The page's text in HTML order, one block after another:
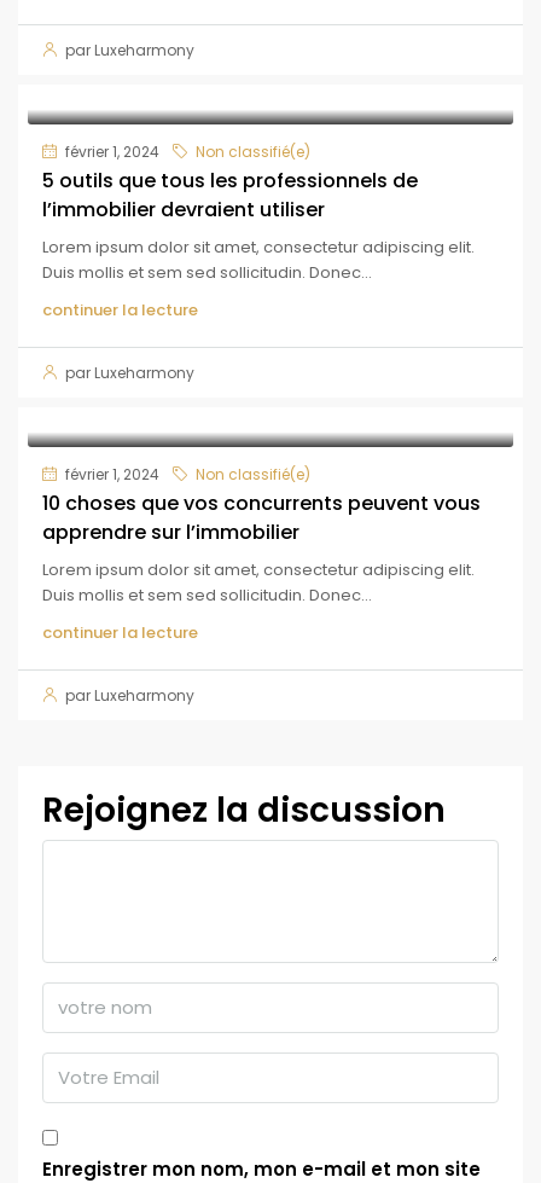
par Luxeharmony
février 1, 2024 Non classifié(e)
5 outils que tous les professionnels de
l’immobilier devraient utiliser
Lorem ipsum dolor sit amet, consectetur adipiscing elit.
Duis mollis et sem sed sollicitudin. Donec...
continuer la lecture
par Luxeharmony
février 1, 2024 Non classifié(e)
10 choses que vos concurrents peuvent vous
apprendre sur l’immobilier
Lorem ipsum dolor sit amet, consectetur adipiscing elit.
Duis mollis et sem sed sollicitudin. Donec...
continuer la lecture
par Luxeharmony
Rejoignez la discussion
Enregistrer mon nom, mon e-mail et mon site